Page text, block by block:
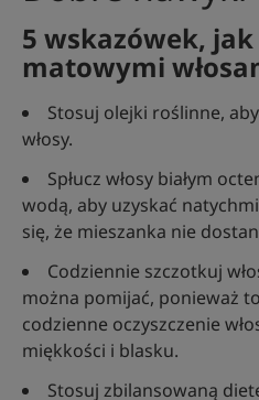
5 wskazówek, jak
matowymi
Stosuj olejki roślinne,
włosy.
Spłucz włosy białym
wodą, aby uzyskać
się, że mieszanka nie
Codziennie szczotkuj
można pomijać, ponieważ
codzienne oczyszczenie
miękkości i blasku.
Stosuj zbilansowaną